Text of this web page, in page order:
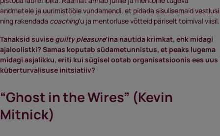
andmetele ja uurimistööle vundamendi, et pidada sisulisemaid vestlusi
ning rakendada coaching‘u ja mentorluse võtteid päriselt toimival viisil.
Tahaksid suvise guilty pleasure’ina nautida krimkat, ehk midagi
ajaloolistki? Samas koputab südametunnistus, et peaks lugema
midagi asjalikku, eriti kui sügisel ootab organisatsioonis ees uus
küberturvalisuse initsiatiiv?
“Ghost in the Wires” (Kevin
Mitnick)